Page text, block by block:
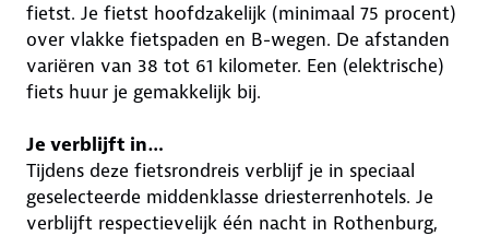
fietst. Je fietst hoofdzakelijk (minimaal 75 procent)
over vlakke fietspaden en B-wegen. De afstanden
variëren van 38 tot 61 kilometer. Een (elektrische)
fiets huur je gemakkelijk bij.
Je verblijft in…
Tijdens deze fietsrondreis verblijf je in speciaal
geselecteerde middenklasse driesterrenhotels. Je
verblijft respectievelijk één nacht in Rothenburg,